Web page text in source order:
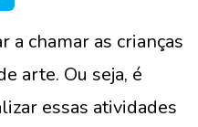
a chamar as crianças
arte. Ou seja, é
essas atividades